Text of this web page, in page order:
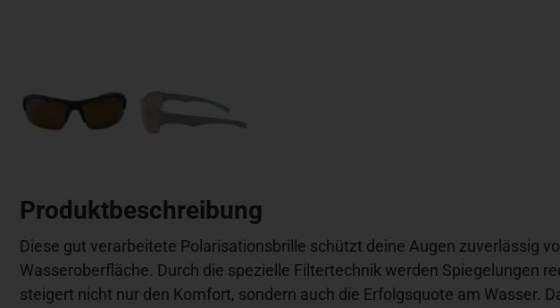
Produktbeschreibung
Diese gut verarbeitete Polarisationsbrille schützt deine Augen zuverlässig
Wasseroberfläche. Durch die spezielle Filtertechnik werden Spiegelungen
steigert nicht nur den Komfort, sondern auch die Erfolgsquote am Wasser.